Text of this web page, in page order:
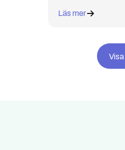
Läs mer